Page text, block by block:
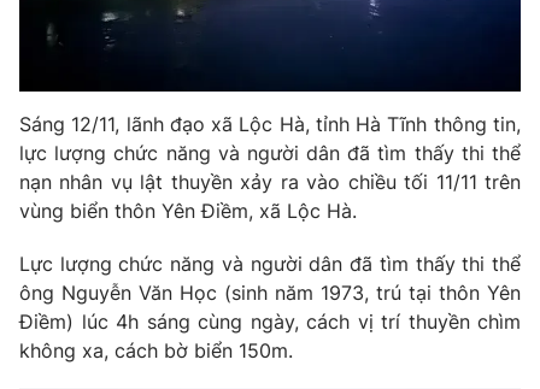
Nhân vật
Giải sao mai
Đời sống
Làm đẹp
Chất lượng cuộc sống
Giáo dục
Tuyển sinh
Học trực tuyến
Công nghệ
Hitech Công nghệ tương lai
Sản phẩm
Thị trường
Tư vấn
Lịch phát sóng
Sáng 12/11, lãnh đạo xã Lộc Hà, tỉnh Hà Tĩnh thông tin,
lực lượng chức năng và người dân đã tìm thấy thi thể
nạn nhân vụ lật thuyền xảy ra vào chiều tối 11/11 trên
vùng biển thôn Yên Điềm, xã Lộc Hà.
Lực lượng chức năng và người dân đã tìm thấy thi thể
ông Nguyễn Văn Học (sinh năm 1973, trú tại thôn Yên
Điềm) lúc 4h sáng cùng ngày, cách vị trí thuyền chìm
không xa, cách bờ biển 150m.